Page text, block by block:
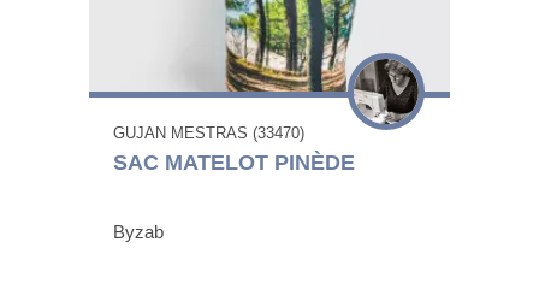
GUJAN MESTRAS (33470)
SAC MATELOT PINÈDE
Byzab